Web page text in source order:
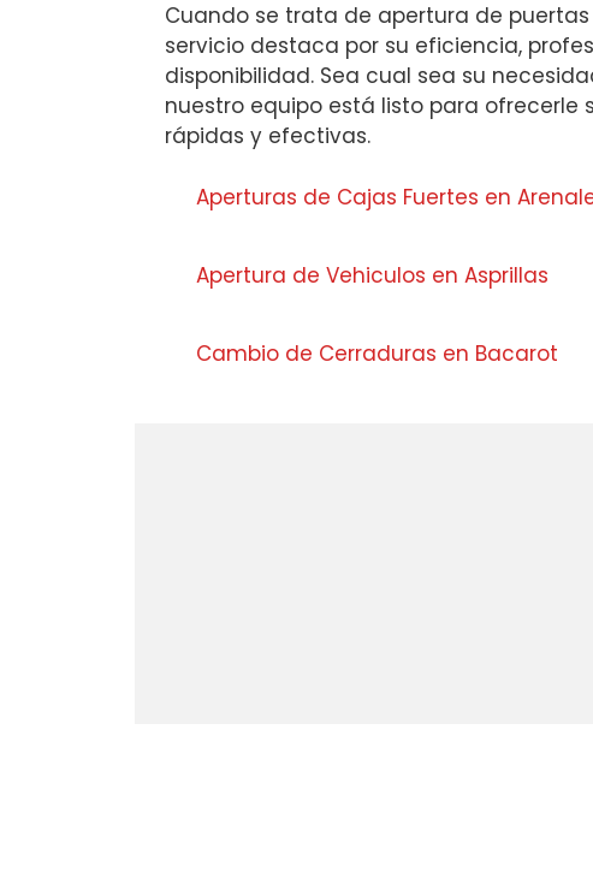
Cuando se trata de apertura de puertas
servicio destaca por su eficiencia,
disponibilidad. Sea cual sea su
nuestro equipo está listo para ofrecerle
rápidas y efectivas.
Aperturas de Cajas Fuertes en
Apertura de Vehiculos en Asprillas
Cambio de Cerraduras en Bacarot